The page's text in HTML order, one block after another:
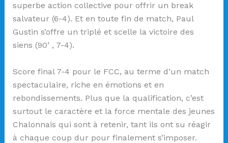
superbe action collective pour offrir un break
salvateur (6-4). Et en toute fin de match, Paul
Gustin s’offre un triplé et scelle la victoire des
siens (90’ , 7-4).
Score final 7-4 pour le FCC, au terme d’un match
spectaculaire, riche en émotions et en
rebondissements. Plus que la qualification, c’est
surtout le caractère et la force mentale des jeunes
Chalonnais qui sont à retenir, tant ils ont su réagir
à chaque coup dur pour finalement s’imposer.